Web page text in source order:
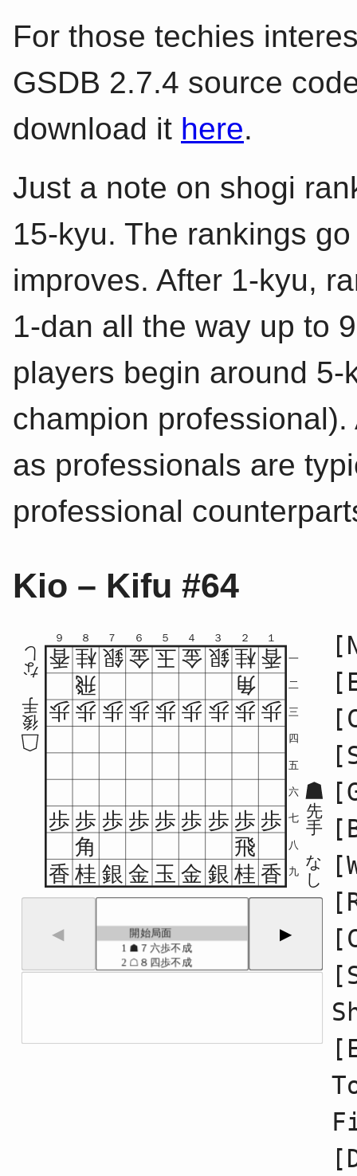
For those techies
GSDB 2.7.4 source
download it here.
Just a note on shogi
15-kyu. The rankings
improves. After 1-kyu,
1-dan all the way up to
players begin around
champion
as professionals are
professional
Kio – Kifu #64
９
一
８
二
７
三
６
四
５
五
４
六
３
七
２
八
１
九
香 桂 銀 金 玉 金 銀 桂 香
飛
角
歩 歩 歩 歩 歩 歩 歩 歩 歩
歩 歩 歩 歩 歩 歩 歩 歩 歩
角
飛
香 桂 銀 金 玉 金 銀 桂 香 し
な
手
先
し
な
手
後
◀
開始局面
1 ☗７六歩不成
2☖８四歩不成
3☗６八銀不成
▶